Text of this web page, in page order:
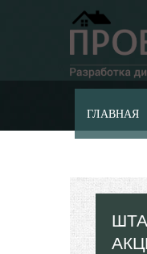
ГЛАВНАЯ